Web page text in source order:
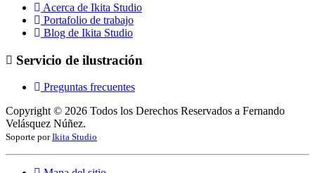
Acerca de Ikita Studio
Portafolio de trabajo
Blog de Ikita Studio
Servicio de ilustración
Preguntas frecuentes
Copyright © 2026 Todos los Derechos Reservados a Fernando
Velásquez Núñez.
Soporte porIkita Studio